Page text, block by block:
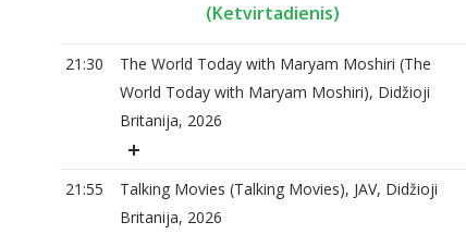
(Ketvirtadienis)
21:30
The World Today with Maryam Moshiri (The
World Today with Maryam Moshiri), Didžioji
Britanija, 2026
21:55
Talking Movies (Talking Movies), JAV, Didžioji
Britanija, 2026